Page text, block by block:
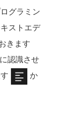
グラミン
ストエデ
きます
認識させ
か